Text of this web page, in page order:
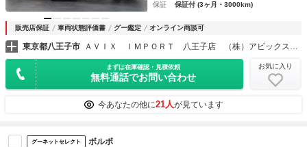
保証
保証付 (3ヶ月・3000km)
販売店保証 車両状態評価書 グー鑑定 オンライン商談可
東京都八王子市 ＡＶＩＸ ＩＭＰＯＲＴ 八王子店 （株）アビックスコーポレーション
まずは在庫確認・見積依頼
無料通話でお問い合わせ
お気に入り
今あなたの他に21人が見ています
グーネットセレクト ボルボ